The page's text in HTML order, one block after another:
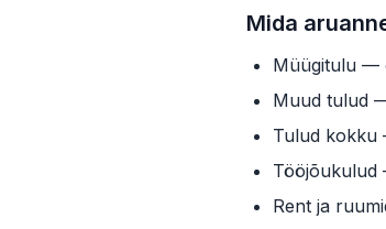
Mida
Müügitulu —
Muud tulud
Tulud kokku
Tööjõukulud
Rent ja